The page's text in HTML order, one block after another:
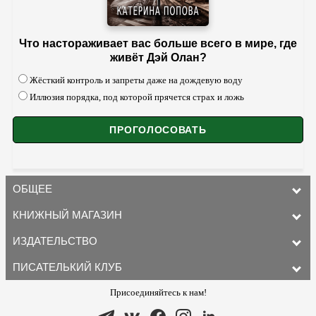
Что настораживает вас больше всего в мире, где
живёт Дэй Олан?
Жёсткий контроль и запреты даже на дождевую воду
Иллюзия порядка, под которой прячется страх и ложь
ОБЩЕЕ
КНИЖНЫЙ МАГАЗИН
ИЗДАТЕЛЬСТВО
ПИСАТЕЛЬКИЙ КЛУБ
Присоединяйтесь к нам!